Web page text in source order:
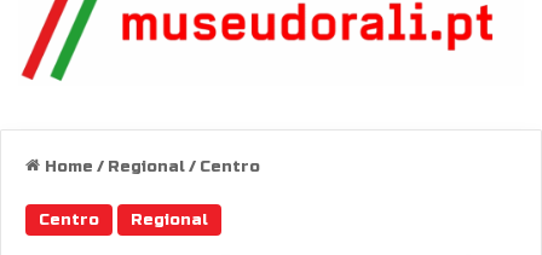
Home / Regional/ Centro
Centro Regional